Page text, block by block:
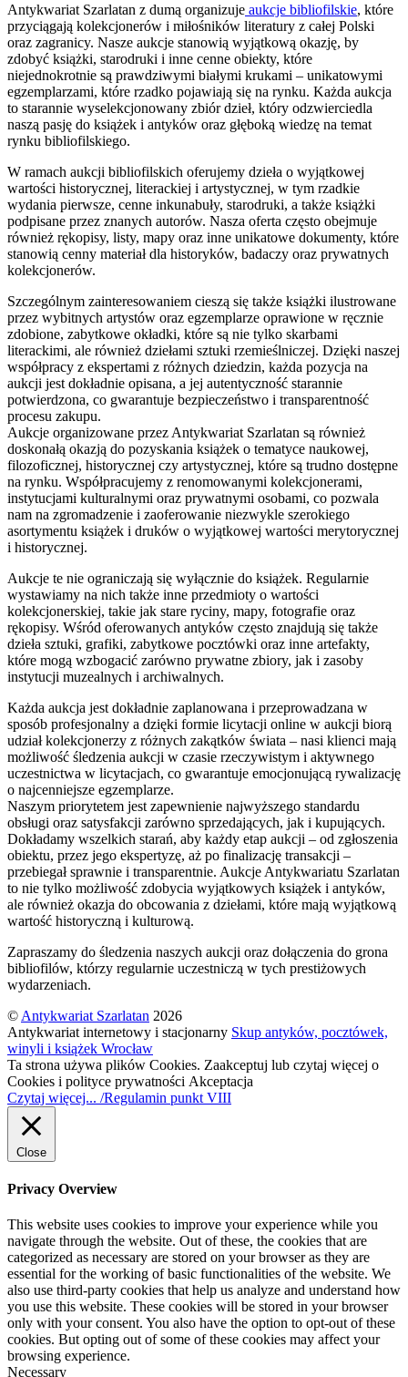
Antykwariat Szarlatan z dumą organizuje aukcje bibliofilskie, które
przyciągają kolekcjonerów i miłośników literatury z całej Polski
oraz zagranicy. Nasze aukcje stanowią wyjątkową okazję, by
zdobyć książki, starodruki i inne cenne obiekty, które
niejednokrotnie są prawdziwymi białymi krukami – unikatowymi
egzemplarzami, które rzadko pojawiają się na rynku. Każda aukcja
to starannie wyselekcjonowany zbiór dzieł, który odzwierciedla
naszą pasję do książek i antyków oraz głęboką wiedzę na temat
rynku bibliofilskiego.
W ramach aukcji bibliofilskich oferujemy dzieła o wyjątkowej
wartości historycznej, literackiej i artystycznej, w tym rzadkie
wydania pierwsze, cenne inkunabuły, starodruki, a także książki
podpisane przez znanych autorów. Nasza oferta często obejmuje
również rękopisy, listy, mapy oraz inne unikatowe dokumenty, które
stanowią cenny materiał dla historyków, badaczy oraz prywatnych
kolekcjonerów.
Szczególnym zainteresowaniem cieszą się także książki ilustrowane
przez wybitnych artystów oraz egzemplarze oprawione w ręcznie
zdobione, zabytkowe okładki, które są nie tylko skarbami
literackimi, ale również dziełami sztuki rzemieślniczej. Dzięki naszej
współpracy z ekspertami z różnych dziedzin, każda pozycja na
aukcji jest dokładnie opisana, a jej autentyczność starannie
potwierdzona, co gwarantuje bezpieczeństwo i transparentność
procesu zakupu.
Aukcje organizowane przez Antykwariat Szarlatan są również
doskonałą okazją do pozyskania książek o tematyce naukowej,
filozoficznej, historycznej czy artystycznej, które są trudno dostępne
na rynku. Współpracujemy z renomowanymi kolekcjonerami,
instytucjami kulturalnymi oraz prywatnymi osobami, co pozwala
nam na zgromadzenie i zaoferowanie niezwykle szerokiego
asortymentu książek i druków o wyjątkowej wartości merytorycznej
i historycznej.
Aukcje te nie ograniczają się wyłącznie do książek. Regularnie
wystawiamy na nich także inne przedmioty o wartości
kolekcjonerskiej, takie jak stare ryciny, mapy, fotografie oraz
rękopisy. Wśród oferowanych antyków często znajdują się także
dzieła sztuki, grafiki, zabytkowe pocztówki oraz inne artefakty,
które mogą wzbogacić zarówno prywatne zbiory, jak i zasoby
instytucji muzealnych i archiwalnych.
Każda aukcja jest dokładnie zaplanowana i przeprowadzana w
sposób profesjonalny a dzięki formie licytacji online w aukcji biorą
udział kolekcjonerzy z różnych zakątków świata – nasi klienci mają
możliwość śledzenia aukcji w czasie rzeczywistym i aktywnego
uczestnictwa w licytacjach, co gwarantuje emocjonującą rywalizację
o najcenniejsze egzemplarze.
Naszym priorytetem jest zapewnienie najwyższego standardu
obsługi oraz satysfakcji zarówno sprzedających, jak i kupujących.
Dokładamy wszelkich starań, aby każdy etap aukcji – od zgłoszenia
obiektu, przez jego ekspertyzę, aż po finalizację transakcji –
przebiegał sprawnie i transparentnie. Aukcje Antykwariatu Szarlatan
to nie tylko możliwość zdobycia wyjątkowych książek i antyków,
ale również okazja do obcowania z dziełami, które mają wyjątkową
wartość historyczną i kulturową.
Zapraszamy do śledzenia naszych aukcji oraz dołączenia do grona
bibliofilów, którzy regularnie uczestniczą w tych prestiżowych
wydarzeniach.
© Antykwariat Szarlatan 2026
Antykwariat internetowy i stacjonarny Skup antyków, pocztówek,
winyli i książek Wrocław
Ta strona używa plików Cookies. Zaakceptuj lub czytaj więcej o
Cookies i polityce prywatności Akceptacja
Czytaj więcej... /Regulamin punkt VIII
Close
Privacy Overview
This website uses cookies to improve your experience while you
navigate through the website. Out of these, the cookies that are
categorized as necessary are stored on your browser as they are
essential for the working of basic functionalities of the website. We
also use third-party cookies that help us analyze and understand how
you use this website. These cookies will be stored in your browser
only with your consent. You also have the option to opt-out of these
cookies. But opting out of some of these cookies may affect your
browsing experience.
Necessary